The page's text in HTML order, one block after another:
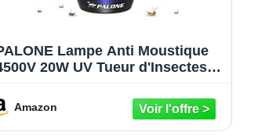
Lampe Anti Moustique
20W UV Tueur d'Insectes
Portée 100m² pour
et Extérieur
Amazon